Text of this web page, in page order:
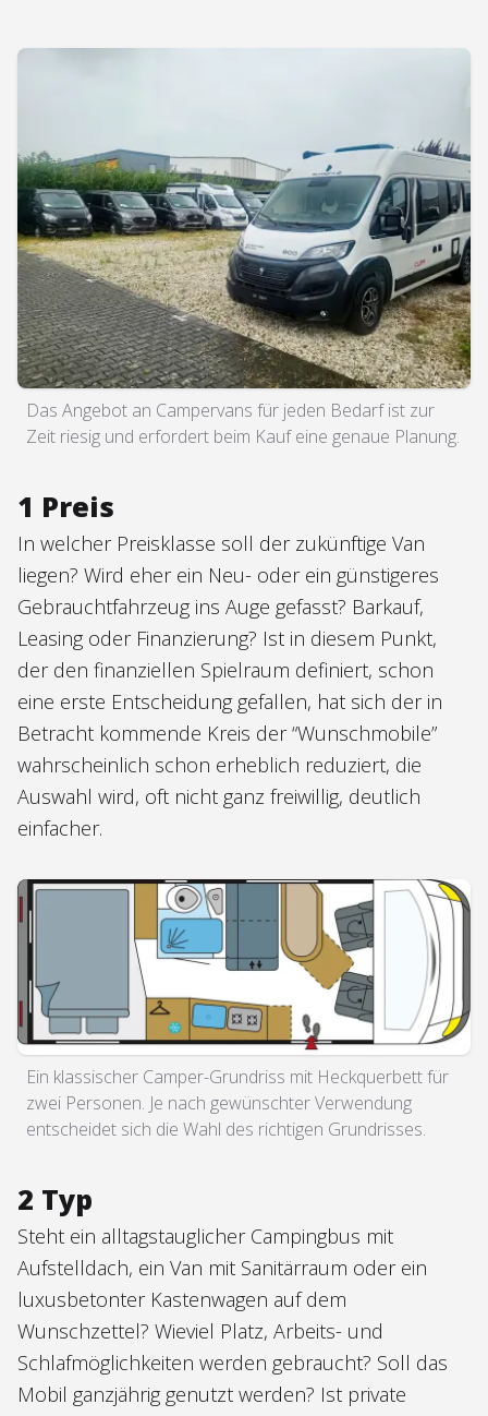
Das Angebot an Campervans für jeden Bedarf ist zur
Zeit riesig und erfordert beim Kauf eine genaue Planung.
1 Preis
In welcher Preisklasse soll der zukünftige Van
liegen? Wird eher ein Neu- oder ein günstigeres
Gebrauchtfahrzeug ins Auge gefasst? Barkauf,
Leasing oder Finanzierung? Ist in diesem Punkt,
der den finanziellen Spielraum definiert, schon
eine erste Entscheidung gefallen, hat sich der in
Betracht kommende Kreis der “Wunschmobile”
wahrscheinlich schon erheblich reduziert, die
Auswahl wird, oft nicht ganz freiwillig, deutlich
einfacher.
Ein klassischer Camper-Grundriss mit Heckquerbett für
zwei Personen. Je nach gewünschter Verwendung
entscheidet sich die Wahl des richtigen Grundrisses.
2 Typ
Steht ein alltagstauglicher Campingbus mit
Aufstelldach, ein Van mit Sanitärraum oder ein
luxusbetonter Kastenwagen auf dem
Wunschzettel? Wieviel Platz, Arbeits- und
Schlafmöglichkeiten werden gebraucht? Soll das
Mobil ganzjährig genutzt werden? Ist private